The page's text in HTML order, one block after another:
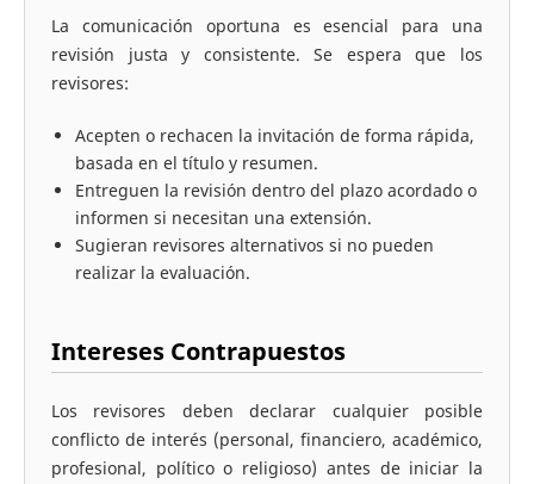
La comunicación oportuna es esencial para una
revisión justa y consistente. Se espera que los
revisores:
Acepten o rechacen la invitación de forma rápida,
basada en el título y resumen.
Entreguen la revisión dentro del plazo acordado o
informen si necesitan una extensión.
Sugieran revisores alternativos si no pueden
realizar la evaluación.
Intereses Contrapuestos
Los revisores deben declarar cualquier posible
conflicto de interés (personal, financiero, académico,
profesional, político o religioso) antes de iniciar la